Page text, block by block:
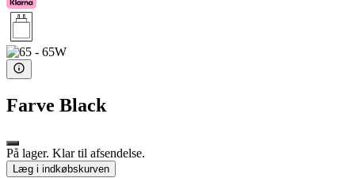
Farve Black
På lager. Klar til afsendelse.
Læg i indkøbskurven